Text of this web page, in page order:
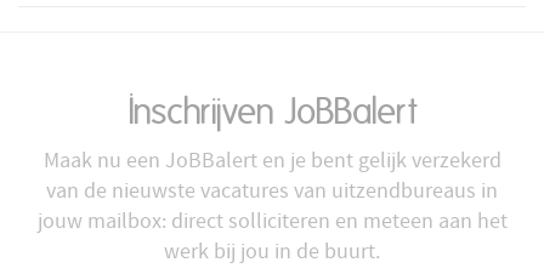
Inschrijven JoBBalert
Maak nu een JoBBalert en je bent gelijk verzekerd
van de nieuwste vacatures van uitzendbureaus in
jouw mailbox: direct solliciteren en meteen aan het
werk bij jou in de buurt.